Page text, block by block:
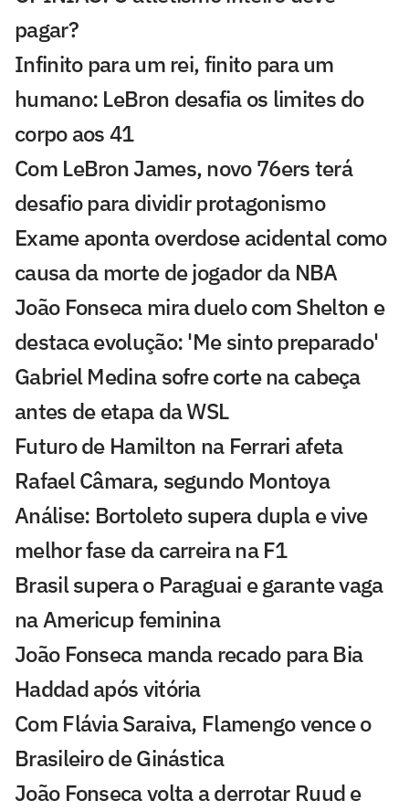
pagar?
Infinito para um rei, finito para um
humano: LeBron desafia os limites do
corpo aos 41
Com LeBron James, novo 76ers terá
desafio para dividir protagonismo
Exame aponta overdose acidental como
causa da morte de jogador da NBA
João Fonseca mira duelo com Shelton e
destaca evolução: 'Me sinto preparado'
Gabriel Medina sofre corte na cabeça
antes de etapa da WSL
Futuro de Hamilton na Ferrari afeta
Rafael Câmara, segundo Montoya
Análise: Bortoleto supera dupla e vive
melhor fase da carreira na F1
Brasil supera o Paraguai e garante vaga
na Americup feminina
João Fonseca manda recado para Bia
Haddad após vitória
Com Flávia Saraiva, Flamengo vence o
Brasileiro de Ginástica
João Fonseca volta a derrotar Ruud e